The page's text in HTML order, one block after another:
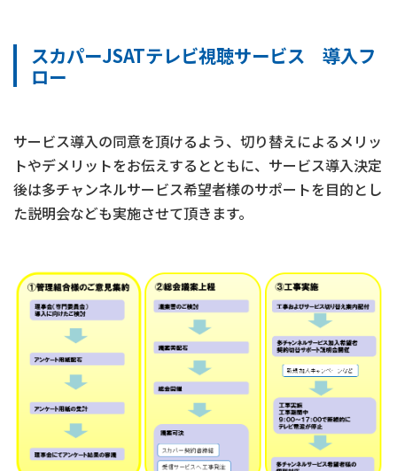
スカパーJSATテレビ視聴サービス 導入フ
ロー
サービス導入の同意を頂けるよう、切り替えによるメリッ
トやデメリットをお伝えするとともに、サービス導入決定
後は多チャンネルサービス希望者様のサポートを目的とし
た説明会なども実施させて頂きます。